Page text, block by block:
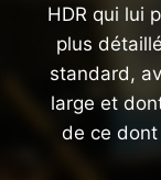
HDR qui lui
plus
standard,
large et
de ce